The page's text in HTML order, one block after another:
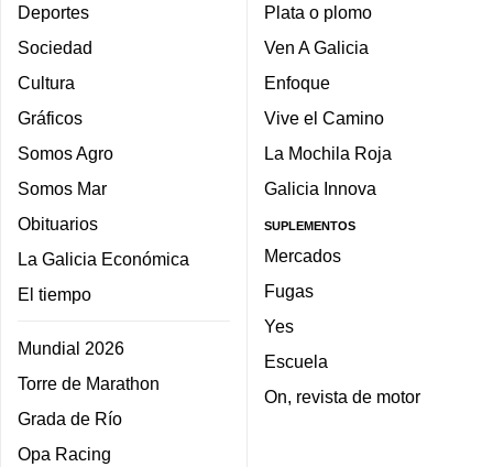
Deportes
Sociedad
Cultura
Gráficos
Somos Agro
Somos Mar
Obituarios
La Galicia Económica
El tiempo
Mundial 2026
Torre de Marathon
Grada de Río
Opa Racing
Plata o plomo
Ven A Galicia
Enfoque
Vive el Camino
La Mochila Roja
Galicia Innova
SUPLEMENTOS
Mercados
Fugas
Yes
Escuela
On, revista de motor